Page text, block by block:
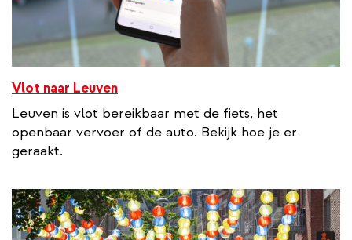
Vlot naar Leuven
Leuven is vlot bereikbaar met de fiets, het
openbaar vervoer of de auto. Bekijk hoe je er
geraakt.